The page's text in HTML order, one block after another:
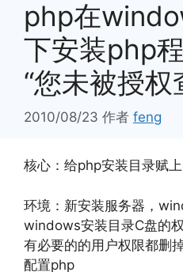
php在
下安装php
“您未被授权
2010/08/23 作者 feng
核心：给php安装目录赋
环境：新安装服务器，
windows安装目录C盘的
有必要的的用户权限都删掉
配置php